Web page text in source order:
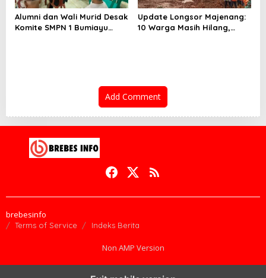
Alumni dan Wali Murid Desak
Komite SMPN 1 Bumiayu
Update Longsor Majenang:
10 Warga Masih Hilang,
Add Comment
brebesinfo
Terms of Service Indeks Berita
Non AMP Version